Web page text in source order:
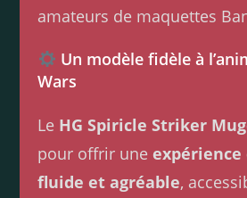
amateurs de maquettes
Un modèle fidèle à
Wars
Le HG Spiricle Striker
pour offrir uneexpérience
fluide et agréable,